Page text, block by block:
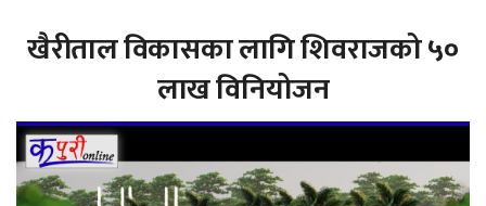
खैरीताल विकासका लागि शिवराजको ५०
लाख विनियोजन